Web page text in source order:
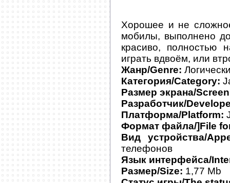
Хорошее и не
мобилы, выполнено
красиво, полностью
играть вдвоём, или
Жанр/Genre:
Категория/Category:
Размер экрана/
Разработчик/
Платформа/Platform:
Формат файла/]File
Вид устройства/
телефонов
Язык интерфейса/
Размер/Size: 1,77 Mb